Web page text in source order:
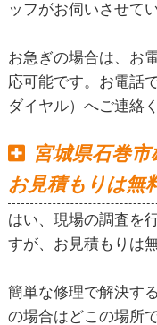
ッフがお伺いさせて
お急ぎの場合は、お
応可能です。お電話
ダイヤル）へご連絡
宮城県石巻
お見積もりは無
はい、現場の調査を
すが、お見積もりは
簡単な修理で解決す
の場合はどこの場所